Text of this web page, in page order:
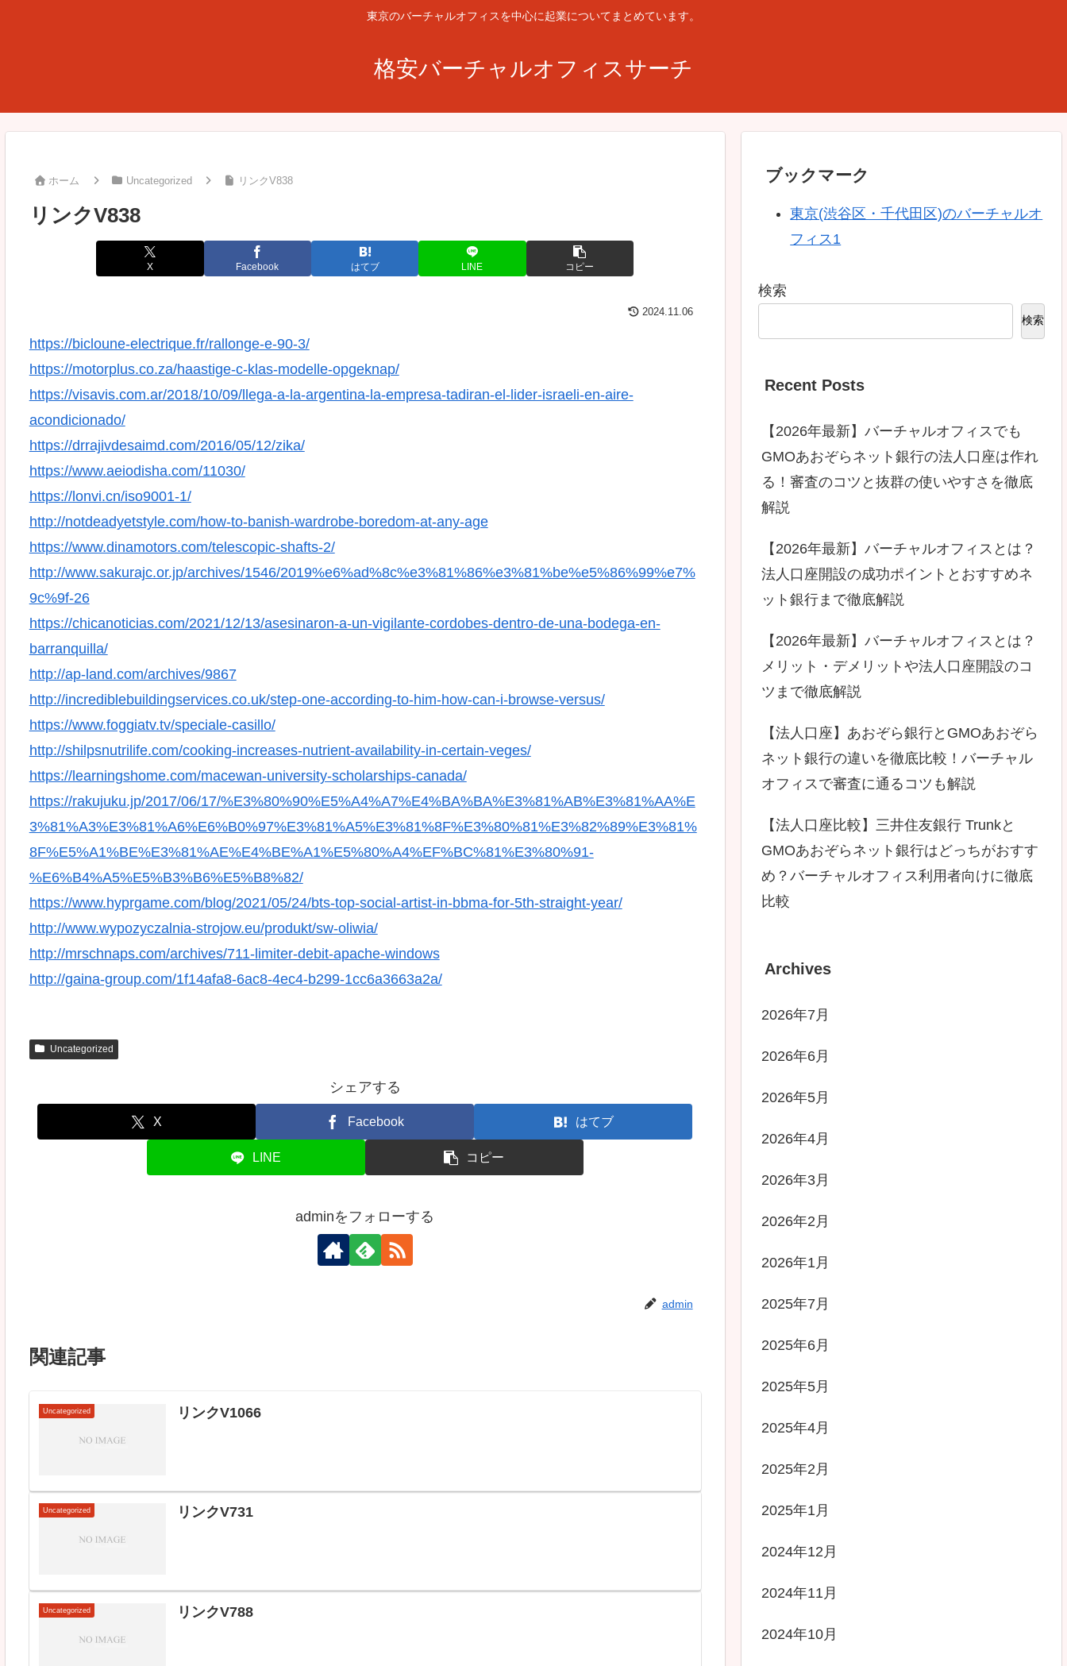
東京のバーチャルオフィスを中心に起業についてまとめています。
格安バーチャルオフィスサーチ
ホーム Uncategorized リンクV838
リンクV838
X Facebook はてブ LINE コピー
2024.11.06
https://bicloune-electrique.fr/rallonge-e-90-3/
https://motorplus.co.za/haastige-c-klas-modelle-opgeknap/
https://visavis.com.ar/2018/10/09/llega-a-la-argentina-la-empresa-tadiran-el-lider-israeli-en-aire-
acondicionado/
https://drrajivdesaimd.com/2016/05/12/zika/
https://www.aeiodisha.com/11030/
https://lonvi.cn/iso9001-1/
http://notdeadyetstyle.com/how-to-banish-wardrobe-boredom-at-any-age
https://www.dinamotors.com/telescopic-shafts-2/
http://www.sakurajc.or.jp/archives/1546/2019%e6%ad%8c%e3%81%86%e3%81%be%e5%86%99%e7%
9c%9f-26
https://chicanoticias.com/2021/12/13/asesinaron-a-un-vigilante-cordobes-dentro-de-una-bodega-en-
barranquilla/
http://ap-land.com/archives/9867
http://incrediblebuildingservices.co.uk/step-one-according-to-him-how-can-i-browse-versus/
https://www.foggiatv.tv/speciale-casillo/
http://shilpsnutrilife.com/cooking-increases-nutrient-availability-in-certain-veges/
https://learningshome.com/macewan-university-scholarships-canada/
https://rakujuku.jp/2017/06/17/%E3%80%90%E5%A4%A7%E4%BA%BA%E3%81%AB%E3%81%AA%E
3%81%A3%E3%81%A6%E6%B0%97%E3%81%A5%E3%81%8F%E3%80%81%E3%82%89%E3%81%
8F%E5%A1%BE%E3%81%AE%E4%BE%A1%E5%80%A4%EF%BC%81%E3%80%91-
%E6%B4%A5%E5%B3%B6%E5%B8%82/
https://www.hyprgame.com/blog/2021/05/24/bts-top-social-artist-in-bbma-for-5th-straight-year/
http://www.wypozyczalnia-strojow.eu/produkt/sw-oliwia/
http://mrschnaps.com/archives/711-limiter-debit-apache-windows
http://gaina-group.com/1f14afa8-6ac8-4ec4-b299-1cc6a3663a2a/
Uncategorized
シェアする
X Facebook はてブ
LINE コピー
adminをフォローする
admin
関連記事
Uncategorized リンクV1066
Uncategorized リンクV731
Uncategorized リンクV788
ブックマーク
東京(渋谷区・千代田区)のバーチャルオ
フィス1
検索
検索
Recent Posts
【2026年最新】バーチャルオフィスでも
GMOあおぞらネット銀行の法人口座は作れ
る！審査のコツと抜群の使いやすさを徹底
解説
【2026年最新】バーチャルオフィスとは？
法人口座開設の成功ポイントとおすすめネ
ット銀行まで徹底解説
【2026年最新】バーチャルオフィスとは？
メリット・デメリットや法人口座開設のコ
ツまで徹底解説
【法人口座】あおぞら銀行とGMOあおぞら
ネット銀行の違いを徹底比較！バーチャル
オフィスで審査に通るコツも解説
【法人口座比較】三井住友銀行 Trunkと
GMOあおぞらネット銀行はどっちがおすす
め？バーチャルオフィス利用者向けに徹底
比較
Archives
2026年7月
2026年6月
2026年5月
2026年4月
2026年3月
2026年2月
2026年1月
2025年7月
2025年6月
2025年5月
2025年4月
2025年2月
2025年1月
2024年12月
2024年11月
2024年10月